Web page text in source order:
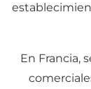
En Francia,